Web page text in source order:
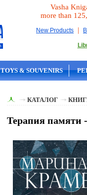
Vasha
more than
New Products |
TOYS & SOUVENIRS
КАТАЛОГ
Терапия памяти